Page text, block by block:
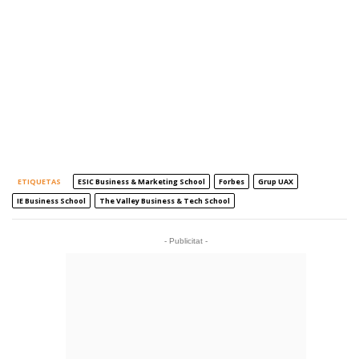
ETIQUETAS ESIC Business & Marketing School Forbes
Grup UAX
IE Business School
The Valley Business & Tech School
- Publicitat -